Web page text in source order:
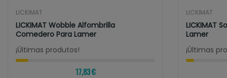
LICKIMAT
LICKIMAT Wobble Alfombrilla
Comedero Para Lamer
¡Últimas produtos!
17,83 €
LICKIMAT
LICKIMAT
Lamer
¡Últimas